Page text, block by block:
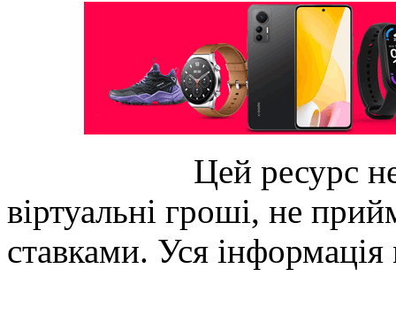
Цей ресурс
віртуальні гроші, не
ставками. Уся